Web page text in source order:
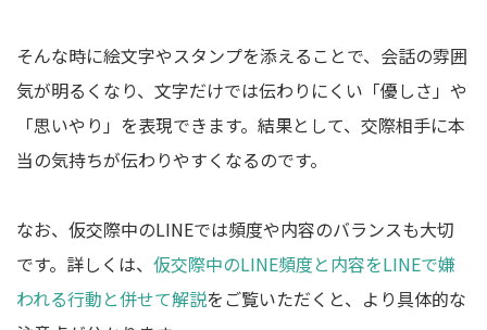
そんな時に絵文字やスタンプを添えることで、会話の雰囲
気が明るくなり、文字だけでは伝わりにくい「優しさ」や
「思いやり」を表現できます。結果として、交際相手に本
当の気持ちが伝わりやすくなるのです。
なお、仮交際中のLINEでは頻度や内容のバランスも大切
です。詳しくは、 仮交際中のLINE頻度と内容をLINEで嫌
われる行動と併せて解説をご覧いただくと、より具体的な